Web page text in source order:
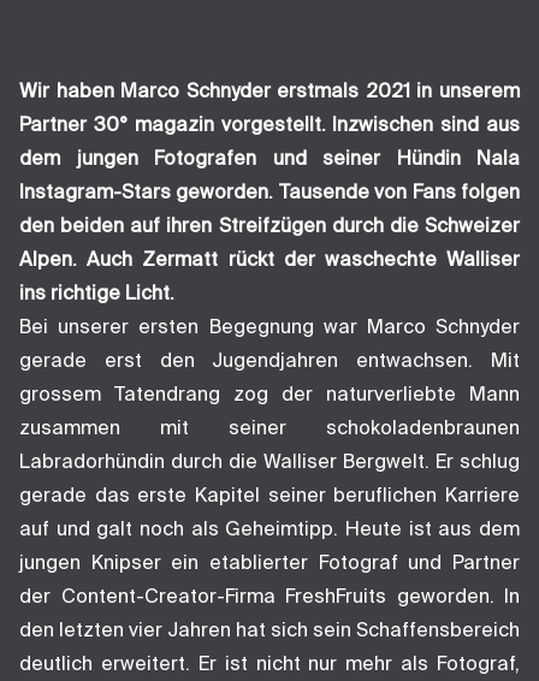
Wir haben Marco Schnyder erstmals 2021 in unserem
Partner 30° magazinvorgestellt. Inzwischen sind aus
dem jungen Fotografen und seiner Hündin Nala
Instagram-Stars geworden. Tausende von Fans folgen
den beiden auf ihren Streifzügen durch die Schweizer
Alpen. Auch Zermatt rückt der waschechte Walliser
ins richtige Licht.
Bei unserer ersten Begegnung war Marco Schnyder
gerade erst den Jugendjahren entwachsen. Mit
grossem Tatendrang zog der naturverliebte Mann
zusammen mit seiner schokoladenbraunen
Labradorhündin durch die Walliser Bergwelt. Er schlug
gerade das erste Kapitel seiner beruflichen Karriere
auf und galt noch als Geheimtipp. Heute ist aus dem
jungen Knipser ein etablierter Fotograf und Partner
der Content-Creator-Firma FreshFruits geworden. In
den letzten vier Jahren hat sich sein Schaffensbereich
deutlich erweitert. Er ist nicht nur mehr als Fotograf,